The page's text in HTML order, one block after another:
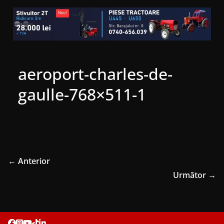
aeroport-charles-de-
gaulle-768×511-1
← Anterior
Următor →